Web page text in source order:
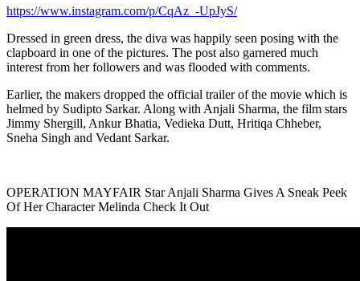
https://www.instagram.com/p/CqAz_-UpJyS/
Dressed in green dress, the diva was happily seen posing with the
clapboard in one of the pictures. The post also garnered much
interest from her followers and was flooded with comments.
Earlier, the makers dropped the official trailer of the movie which is
helmed by Sudipto Sarkar. Along with Anjali Sharma, the film stars
Jimmy Shergill, Ankur Bhatia, Vedieka Dutt, Hritiqa Chheber,
Sneha Singh and Vedant Sarkar.
OPERATION MAYFAIR Star Anjali Sharma Gives A Sneak Peek
Of Her Character Melinda Check It Out